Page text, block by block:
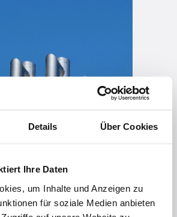
Details Über Cookies
Ihre Daten
um Inhalte und Anzeigen zu
für soziale Medien anbieten
vor 1 Jahr